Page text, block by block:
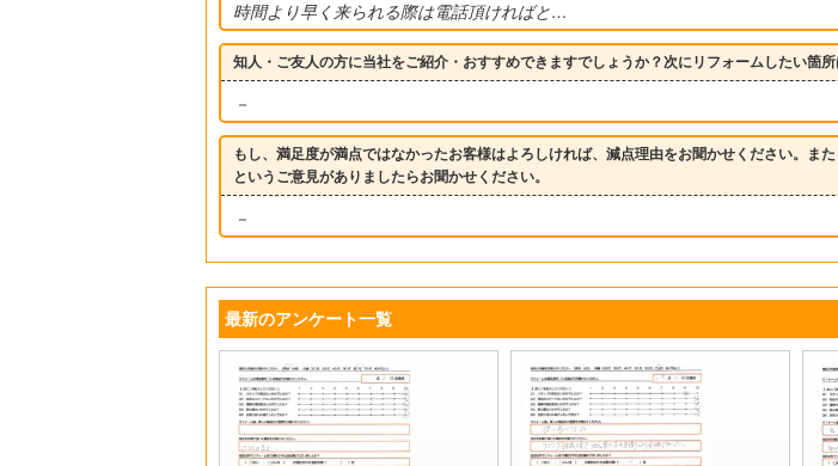
時間より早く来られる際は電話頂ければと…
知人・ご友人の方に当社をご紹介・おすすめできますでしょうか？次にリフォームしたい箇
－
もし、満足度が満点ではなかったお客様はよろしければ、減点理由をお聞かせください。ま
というご意見がありましたらお聞かせください。
－
最新のアンケート一覧